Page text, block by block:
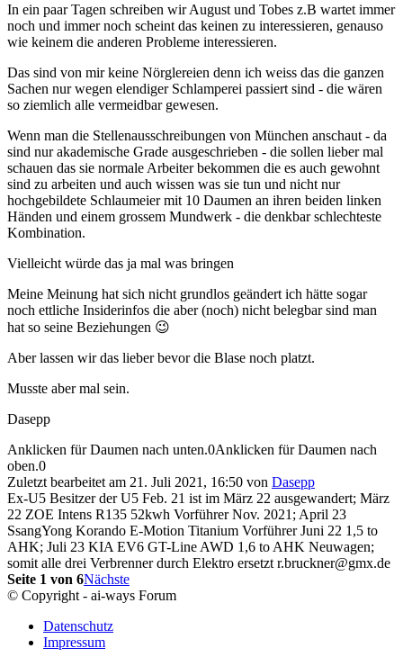
In ein paar Tagen schreiben wir August und Tobes z.B wartet immer
noch und immer noch scheint das keinen zu interessieren, genauso
wie keinem die anderen Probleme interessieren.
Das sind von mir keine Nörglereien denn ich weiss das die ganzen
Sachen nur wegen elendiger Schlamperei passiert sind - die wären
so ziemlich alle vermeidbar gewesen.
Wenn man die Stellenausschreibungen von München anschaut - da
sind nur akademische Grade ausgeschrieben - die sollen lieber mal
schauen das sie normale Arbeiter bekommen die es auch gewohnt
sind zu arbeiten und auch wissen was sie tun und nicht nur
hochgebildete Schlaumeier mit 10 Daumen an ihren beiden linken
Händen und einem grossem Mundwerk - die denkbar schlechteste
Kombination.
Vielleicht würde das ja mal was bringen
Meine Meinung hat sich nicht grundlos geändert ich hätte sogar
noch ettliche Insiderinfos die aber (noch) nicht belegbar sind man
hat so seine Beziehungen 😉
Aber lassen wir das lieber bevor die Blase noch platzt.
Musste aber mal sein.
Dasepp
Anklicken für Daumen nach unten.0Anklicken für Daumen nach
oben.0
Zuletzt bearbeitet am 21. Juli 2021, 16:50 von Dasepp
Ex-U5 Besitzer der U5 Feb. 21 ist im März 22 ausgewandert; März
22 ZOE Intens R135 52kwh Vorführer Nov. 2021; April 23
SsangYong Korando E-Motion Titanium Vorführer Juni 22 1,5 to
AHK; Juli 23 KIA EV6 GT-Line AWD 1,6 to AHK Neuwagen;
somit alle drei Verbrenner durch Elektro ersetzt r.bruckner@gmx.de
Seite 1 von 6Nächste
© Copyright - ai-ways Forum
Datenschutz
Impressum